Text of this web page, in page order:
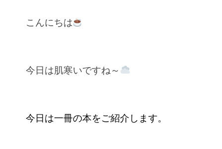
こんにちは
今日は肌寒いですね～
今日は一冊の本をご紹介します。